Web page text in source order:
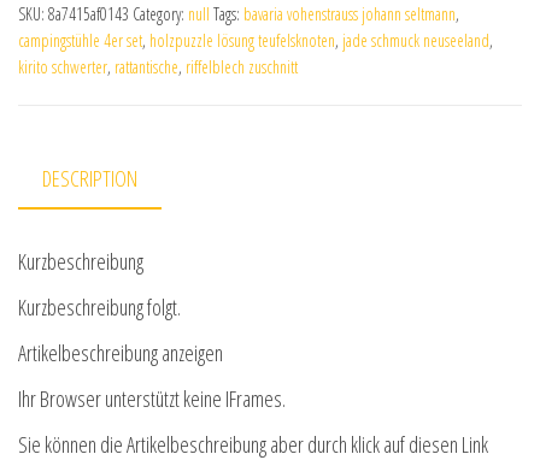
SKU: 8a7415af0143 Category: null Tags: bavaria vohenstrauss johann seltmann,
campingstühle 4er set, holzpuzzle lösung teufelsknoten, jade schmuck neuseeland,
kirito schwerter, rattantische, riffelblech zuschnitt
DESCRIPTION
Kurzbeschreibung
Kurzbeschreibung folgt.
Artikelbeschreibung anzeigen
Ihr Browser unterstützt keine IFrames.
Sie können die Artikelbeschreibung aber durch klick auf diesen Link